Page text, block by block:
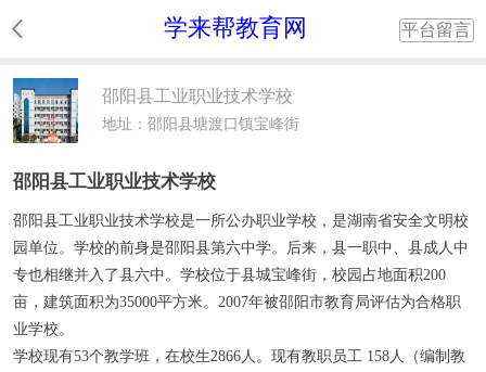
学来帮教育网 平台留言
邵阳县工业职业技术学校
地址：邵阳县塘渡口镇宝峰街
邵阳县工业职业技术学校
邵阳县工业职业技术学校是一所公办职业学校，是湖南省安全文明校
园单位。学校的前身是邵阳县第六中学。后来，县一职中、县成人中
专也相继并入了县六中。学校位于县城宝峰街，校园占地面积200
亩，建筑面积为35000平方米。2007年被邵阳市教育局评估为合格职
业学校。
学校现有53个教学班，在校生2866人。现有教职员工 158人（编制教